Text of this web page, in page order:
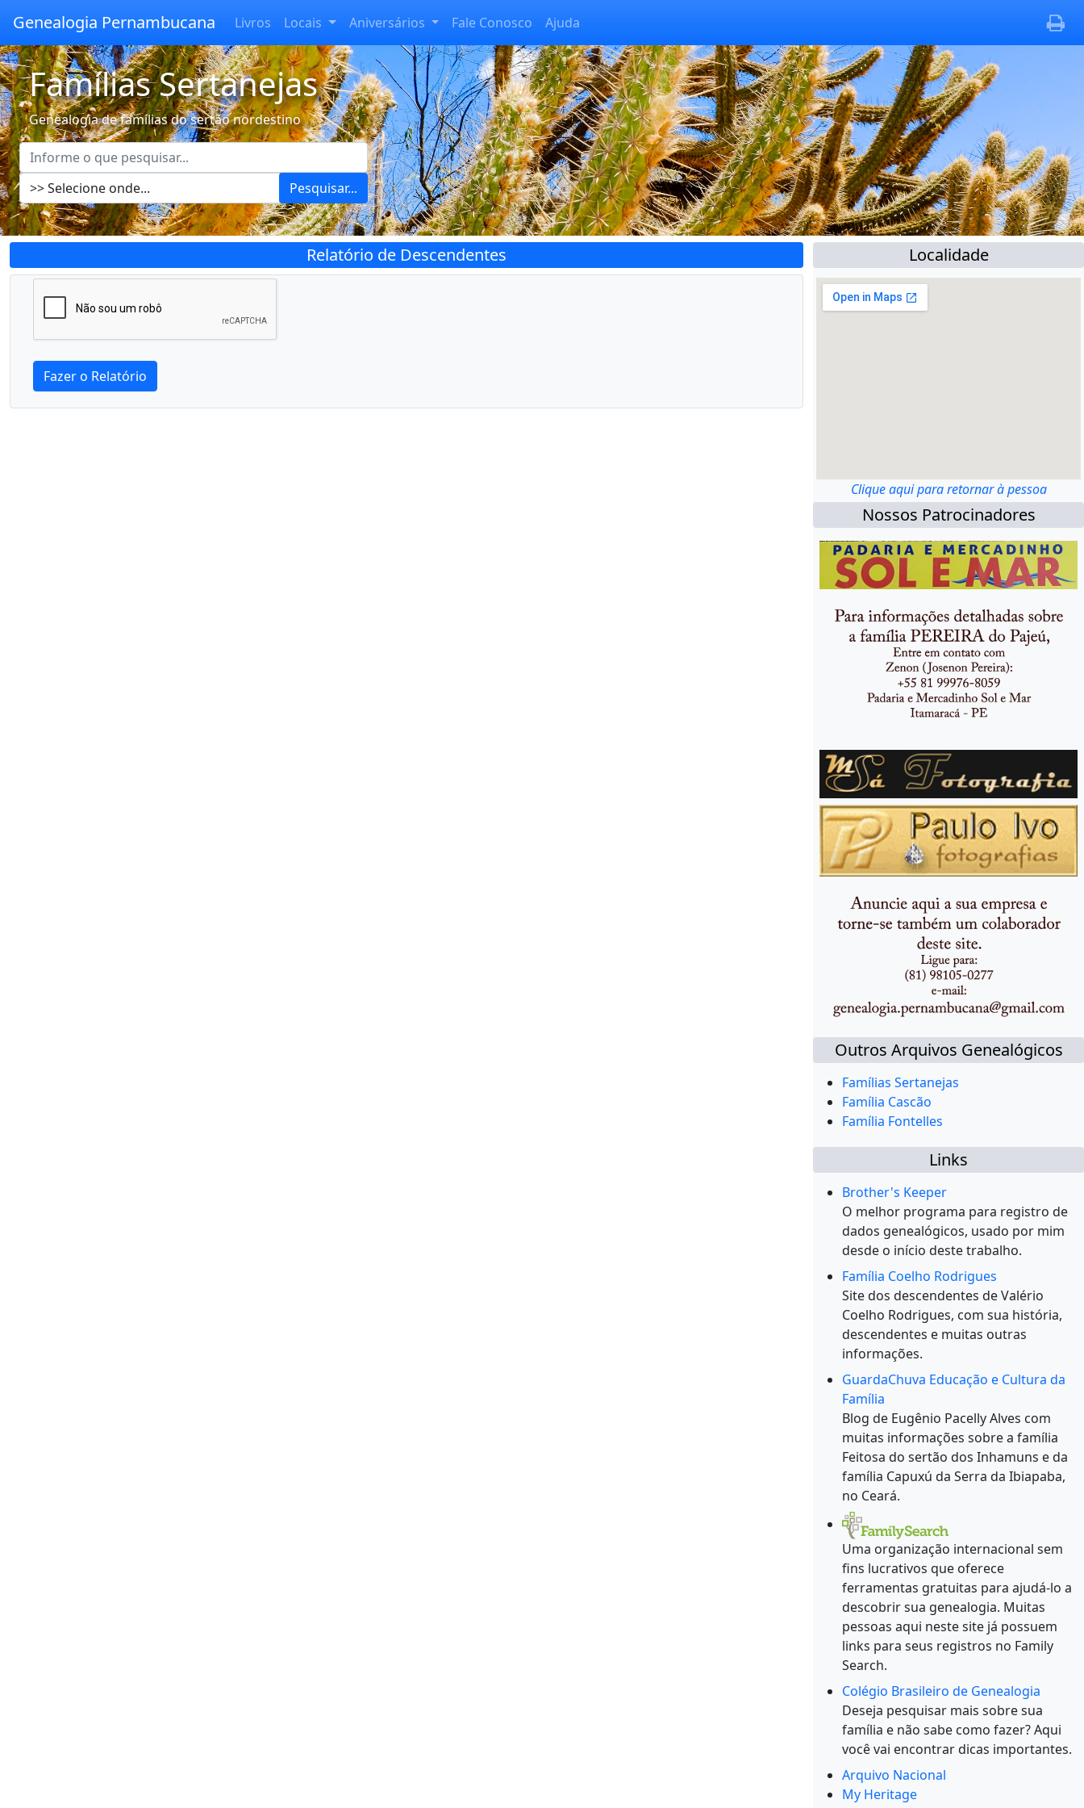
Genealogia Pernambucana Livros Locais Aniversários Fale Conosco Ajuda
Famílias Sertanejas
Genealogia de famílias do sertão nordestino
Pesquisar...
Relatório de Descendentes Localidade
Clique aqui para retornar à pessoa
Nossos Patrocinadores
Outros Arquivos Genealógicos
Famílias Sertanejas
Família Cascão
Família Fontelles
Links
Brother's Keeper
O melhor programa para registro de
dados genealógicos, usado por mim
desde o início deste trabalho.
Família Coelho Rodrigues
Site dos descendentes de Valério
Coelho Rodrigues, com sua história,
descendentes e muitas outras
informações.
GuardaChuva Educação e Cultura da
Família
Blog de Eugênio Pacelly Alves com
muitas informações sobre a família
Feitosa do sertão dos Inhamuns e da
família Capuxú da Serra da Ibiapaba,
no Ceará.
Uma organização internacional sem
fins lucrativos que oferece
ferramentas gratuitas para ajudá-lo a
descobrir sua genealogia. Muitas
pessoas aqui neste site já possuem
links para seus registros no Family
Search.
Colégio Brasileiro de Genealogia
Deseja pesquisar mais sobre sua
família e não sabe como fazer? Aqui
você vai encontrar dicas importantes.
Arquivo Nacional
My Heritage